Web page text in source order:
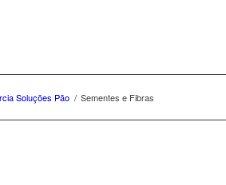
Soluções Pão / Sementes e Fibras